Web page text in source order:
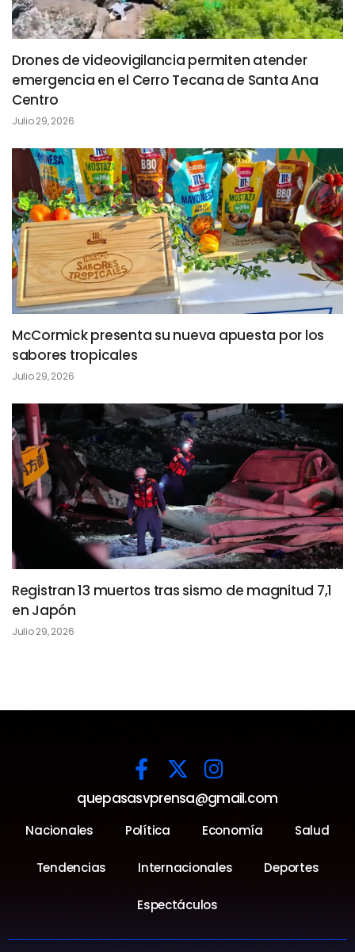
Drones de videovigilancia permiten atender
emergencia en el Cerro Tecana de Santa Ana
Centro
Julio 29, 2026
McCormick presenta su nueva apuesta por los
sabores tropicales
Julio 29, 2026
Registran 13 muertos tras sismo de magnitud 7,1
en Japón
Julio 29, 2026
quepasasvprensa@gmail.com
Nacionales Política Economía Salud
Tendencias Internacionales Deportes
Espectáculos